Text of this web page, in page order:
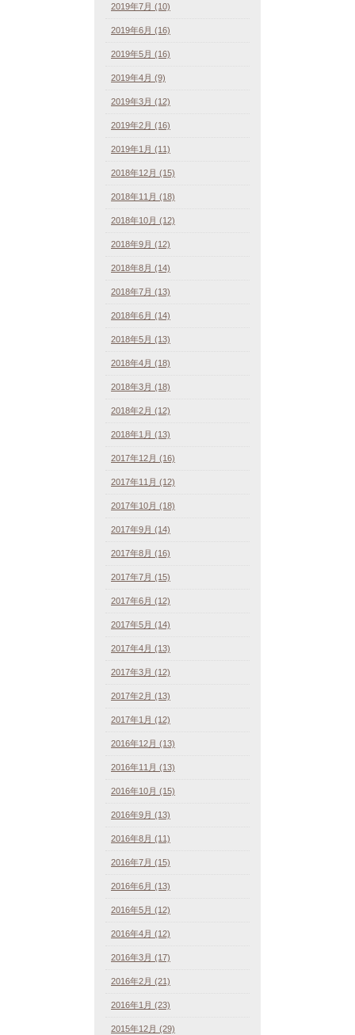
2019年7月 (10)
2019年6月 (16)
2019年5月 (16)
2019年4月 (9)
2019年3月 (12)
2019年2月 (16)
2019年1月 (11)
2018年12月 (15)
2018年11月 (18)
2018年10月 (12)
2018年9月 (12)
2018年8月 (14)
2018年7月 (13)
2018年6月 (14)
2018年5月 (13)
2018年4月 (18)
2018年3月 (18)
2018年2月 (12)
2018年1月 (13)
2017年12月 (16)
2017年11月 (12)
2017年10月 (18)
2017年9月 (14)
2017年8月 (16)
2017年7月 (15)
2017年6月 (12)
2017年5月 (14)
2017年4月 (13)
2017年3月 (12)
2017年2月 (13)
2017年1月 (12)
2016年12月 (13)
2016年11月 (13)
2016年10月 (15)
2016年9月 (13)
2016年8月 (11)
2016年7月 (15)
2016年6月 (13)
2016年5月 (12)
2016年4月 (12)
2016年3月 (17)
2016年2月 (21)
2016年1月 (23)
2015年12月 (29)